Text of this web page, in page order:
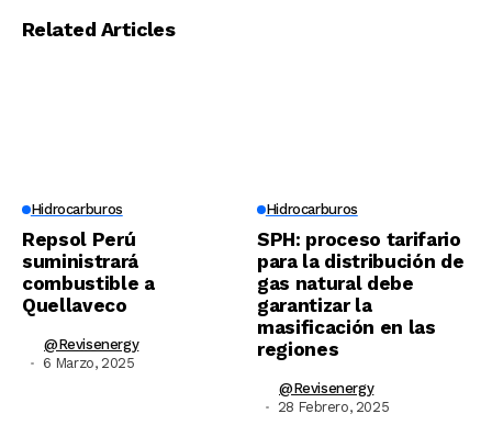
Related Articles
Hidrocarburos
Repsol Perú
suministrará
combustible a
Quellaveco
@revisenergy
6 Marzo, 2025
Hidrocarburos
SPH: proceso tarifario
para la distribución de
gas natural debe
garantizar la
masificación en las
regiones
@revisenergy
28 Febrero, 2025